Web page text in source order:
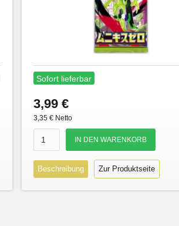
Sofort lieferbar
3,99 €
3,35 € Netto
Beschreibung Zur Produktseite